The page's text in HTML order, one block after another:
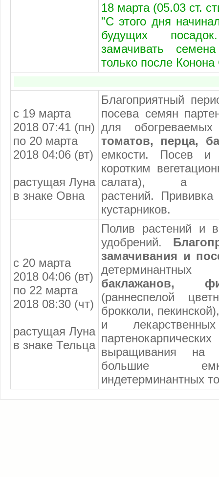
18 марта (05.03 ст.
"С этого дня
будущих
замачивать
только после
с 19 марта
2018 07:41 (пн)
по 20 марта
2018 04:06 (вт)
растущая Луна
в знаке Овна
Благоприятный
посева семян
для
томатов, перца,
емкости. Посев и
коротким
салата), а
растений.
кустарников.
с 20 марта
2018 04:06 (вт)
по 22 марта
2018 08:30 (чт)
растущая Луна
в знаке Тельца
Полив растений и
удобрений.
замачивания и
баклажанов,
(раннеспелой
брокколи,
и
выращивания на
большие
индетерминантных